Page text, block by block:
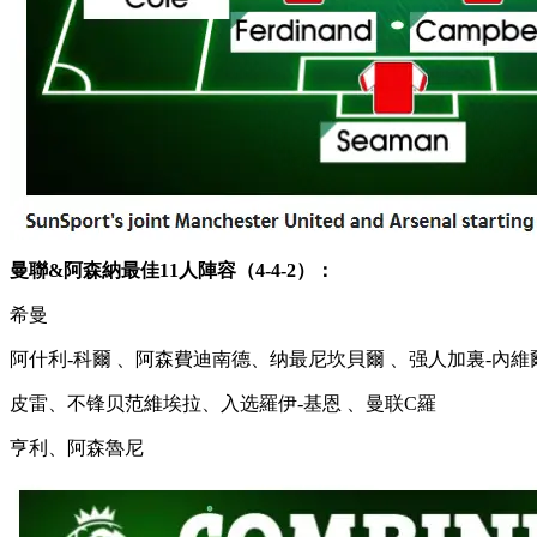
曼聯&阿森納最佳11人陣容（4-4-2）：
希曼
阿什利-科爾 、阿森費迪南德、纳最尼坎貝爾 、强人 加裏-內維
皮雷、不锋贝范維埃拉、入选羅伊-基恩  、曼联C羅
亨利、阿森魯尼